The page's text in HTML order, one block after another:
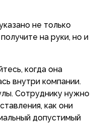
не только
на руки, но и
когда она
внутри компании.
Сотруднику нужно
как они
допустимый